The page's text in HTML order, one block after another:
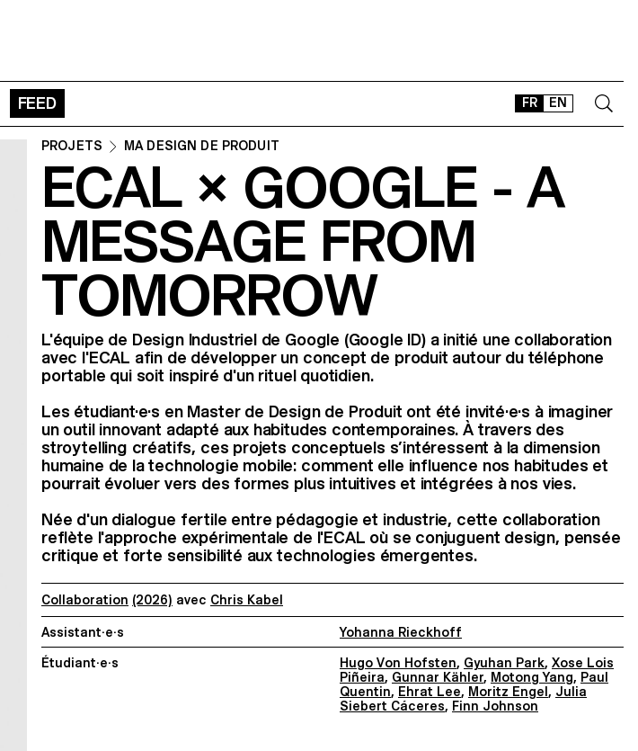
FR EN
FEED
CONTACT
SHOP
TYPEFACES
PROJETS MA DESIGN DE PRODUIT
ECAL × GOOGLE - A
MESSAGE FROM
TOMORROW
L'équipe de Design Industriel de Google (Google ID) a initié une collaboration
avec l'ECAL afin de développer un concept de produit autour du téléphone
portable qui soit inspiré d'un rituel quotidien.
Les étudiant·e·s en Master de Design de Produit ont été invité·e·s à imaginer
un outil innovant adapté aux habitudes contemporaines. À travers des
stroytelling créatifs, ces projets conceptuels s’intéressent à la dimension
humaine de la technologie mobile: comment elle influence nos habitudes et
pourrait évoluer vers des formes plus intuitives et intégrées à nos vies.
Née d'un dialogue fertile entre pédagogie et industrie, cette collaboration
reflète l'approche expérimentale de l'ECAL où se conjuguent design, pensée
critique et forte sensibilité aux technologies émergentes.
Collaboration (2026) avec Chris Kabel
Assistant·e·s Yohanna Rieckhoff
Étudiant·e·s Hugo Von Hofsten, Gyuhan Park, Xose Lois
Piñeira, Gunnar Kähler, Motong Yang, Paul
Quentin, Ehrat Lee, Moritz Engel, Julia
Siebert Cáceres, Finn Johnson